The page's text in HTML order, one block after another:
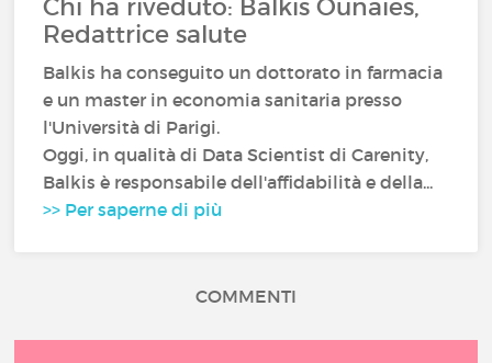
Chi ha riveduto: Balkis Ounaies,
Redattrice salute
Balkis ha conseguito un dottorato in farmacia
e un master in economia sanitaria presso
l'Università di Parigi.
Oggi, in qualità di Data Scientist di Carenity,
Balkis è responsabile dell'affidabilità e della...
>> Per saperne di più
COMMENTI